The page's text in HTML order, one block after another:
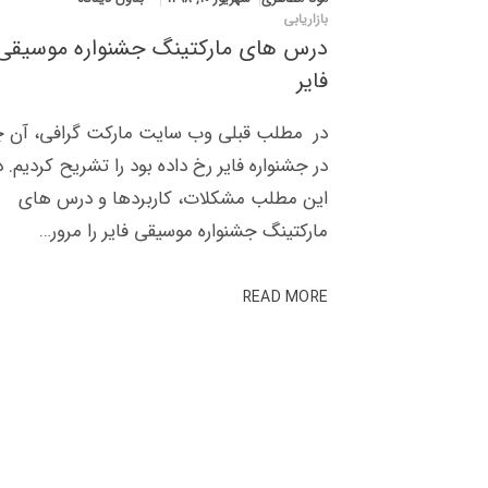
بازاریابی
درس های مارکتینگ جشنواره
فایر
در مطلب قبلی وب سایت مارکت گرافی، آن
در جشنواره فایر رخ داده بود را تشریح کردیم.
این مطلب مشکلات، کاربردها و درس های
مارکتینگ جشنواره موسیقی فایر را مرور…
READ MORE